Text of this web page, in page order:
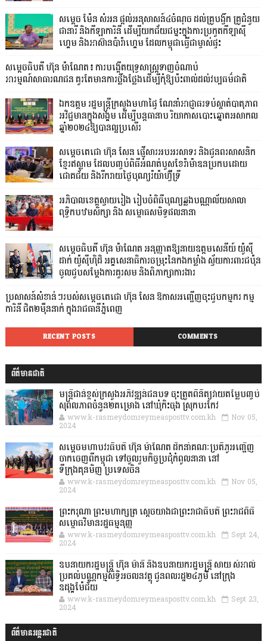
សម្តេច ម៉ែន សំអន ផ្តល់អនុសាសន៍៤ចំណុច ដល់គ្រូបង្វឹក គ្រូជំនួយ
ជានារី និងកីឡាការិនី ដើម្បីយកជ័យជម្នះក្នុងការប្រកួតកីឡាស៊ី
ហ្គេម និងអាស៊ានប៉ារ៉ាហ្គេម ដែលកម្ពុជាធ្វើជាម្ចាស់ផ្ទះ
សម្តេចធិបតី ហ៊ុន ម៉ាណែត៖ ការបង្កើតយុទ្ធសាស្ត្រទាញចំណាប់
អារម្មណ៍សាធារណជន គួរតែមានការថ្លឹងថ្លែងដើម្បីកុំឱ្យប៉ះពាល់ដល់វប្បធម៌ជាតិ
ឯកឧត្តម រដ្ឋមន្ត្រីក្រសួងមហាផ្ទៃ ណែនាំអាជ្ញាធរទប់ស្កាត់បាតុភាព
អវិជ្ជមានក្នុងសង្គម ដើម្បីបន្តធានាប រិយាកាសបោះឆ្នោតអសាកល
ឆ្នាំ២០២៤ឱ្យបានល្អប្រសើរ
សម្ដេចតេជោ ហ៊ុន សែន ផ្ញើសារអបអរសាទរ និងជូនពរសាសនិក
ខ្មែរឥស្លាម ដែលបញ្ចប់ពិធីអំណត់បួសខែរ៉ាម៉ាឌនប្រកបដោយ
ជោគជ័យ និងរីករាយថ្ងៃបុណ្យរ៉យ៉ាហ៊្វីទ្រី
អភិបាលខេត្តស្វាយរៀង រៀបចំពិធីបុណ្យឆ្លងបណ្ណាល័យសាលា
ពុទ្ធិកបឋមសិក្សា និង សម្ពោធសមិទ្ធផលនានា
សម្តេចធិបតី ហ៊ុន ម៉ាណែត អនុញ្ញាតឱ្យនាយឧត្តមសេនីយ៍ យ៉ូស៊ី
ដាក់ យ៉ូស៊ីហ៊ិដិ អគ្គសេនាធិការចម្រុះនៃកងកម្លាំង ស្វ័យការពារជប៉ុន
ចូលជួបសម្តែងការគួរសម និងពិភាក្សាការងារ
ប្រសាសន៍សំខាន់ៗរបស់សម្តេចតេជោ ហ៊ុន សែន ឱកាសអញ្ជើញចុះជួបកម្មករ កម្ម
ការិនី ជិត២ម៉ឺននាក់ ក្នុងរាជធានីភ្នំពេញ
RECENT POSTS COMMENTS
ព័ត៌មានជាតិ
មន្ត្រីជាន់ខ្ពស់ក្រសួងអភិវឌ្ឍន៍ជនបទ ចុះត្រួតពិនិត្យវាយតម្លៃបញ្ចប់
សុពលភាពចំនួន២គម្រោង នៅឃុំកិះចុង ស្រុកបរកែវ
www.k-rasmeydomreymeasposttv.com.kh Nov 05,
2024
សម្តេចមហាបវរធិបតី ហ៊ុន ម៉ាណែត ដឹកនាំគណៈប្រតិភូអញ្ជើញ
ចាកចេញពីកម្ពុជា ទៅចូលរួមកិច្ចប្រជុំកំពូលនានា នៅ
ទីក្រុងគុនមិញ ប្រទេសចិន
www.k-rasmeydomreymeasposttv.com.kh Nov 05,
2024
ព្រះករុណា ព្រះមហាក្សត្រ ស្តេចយាងជាព្រះរាជាធិបតី ព្រះរាជពិធី
សម្ពោធវិមានរដ្ឋធម្មនុញ្ញ
www.k-rasmeydomreymeasposttv.com.kh Sept 24,
2024
ឧបនាយករដ្ឋមន្ដ្រី ហ៊ុន ម៉ានី និងឧបនាយករដ្ឋមន្ដ្រី សាយ សំអាល់
ប្រគល់បណ្ណកម្មសិទ្ធិអចលនវត្ថុ ជូនពលរដ្ឋ២៤ភូមិ នៅក្រុង
ឧដុង្គម៉ែជ័យ
www.k-rasmeydomreymeasposttv.com.kh Sept 23,
2024
ព័ត៌មានអន្តរជាតិ